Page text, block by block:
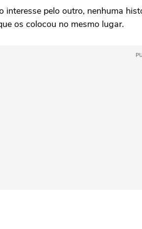
interesse pelo outro, nenhuma
os colocou no mesmo lugar.